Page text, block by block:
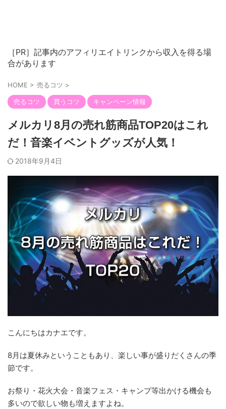
［PR］記事内のアフィリエイトリンクから収入を得る場
合があります
HOME > 売るコツ >
売るコツ 買うコツ キャンペーン情報
メルカリ8月の売れ筋商品TOP20はこれ
だ！音楽イベントグッズが人気！
2018年9月4日
こんにちはカナエです。
8月は夏休みということもあり、楽しい事が盛りだくさんの季
節です。
お祭り・花火大会・音楽フェス・キャンプ等出かける機会も
多いので欲しい物も増えますよね。